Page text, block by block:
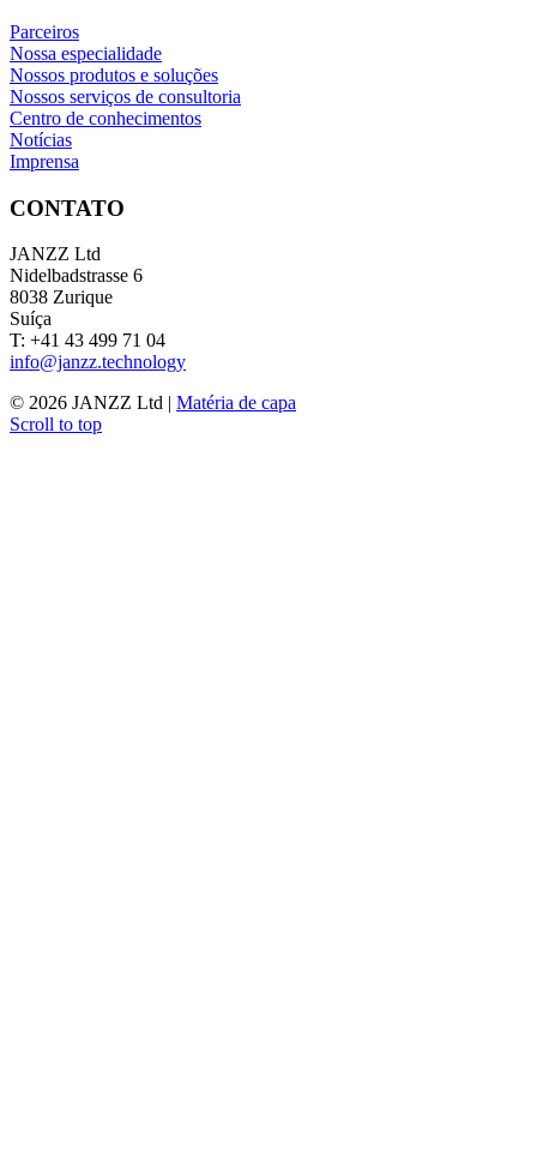
Parceiros
Nossa especialidade
Nossos produtos e soluções
Nossos serviços de consultoria
Centro de conhecimentos
Notícias
Imprensa
CONTATO
JANZZ Ltd
Nidelbadstrasse 6
8038 Zurique
Suíça
T: +41 43 499 71 04
info@janzz.technology
© 2026 JANZZ Ltd | Matéria de capa
Scroll to top